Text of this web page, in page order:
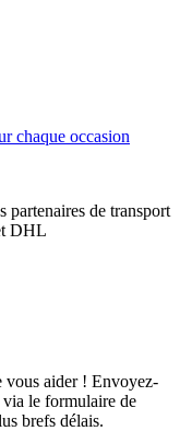
chaque occasion
partenaires de transport
DHL
vous aider ! Envoyez-
le formulaire de
brefs délais.